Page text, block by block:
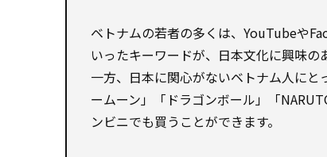
ベトナムの若者の多くは、YouTubeや
いったキーワードが、日本文化に興味の
一方、日本に関心がないベトナム人にと
ームーン」「ドラゴンボール」「
ンビニでも買うことができます。